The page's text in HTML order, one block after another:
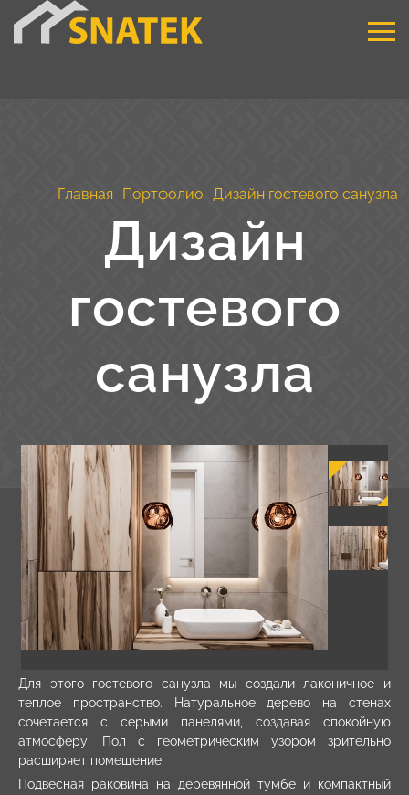
Главная Портфолио Дизайн гостевого санузла
Дизайн
гостевого
санузла
Для этого гостевого санузла мы создали лаконичное и
теплое пространство. Натуральное дерево на стенах
сочетается с серыми панелями, создавая спокойную
атмосферу. Пол с геометрическим узором зрительно
расширяет помещение.
Подвесная раковина на деревянной тумбе и компактный